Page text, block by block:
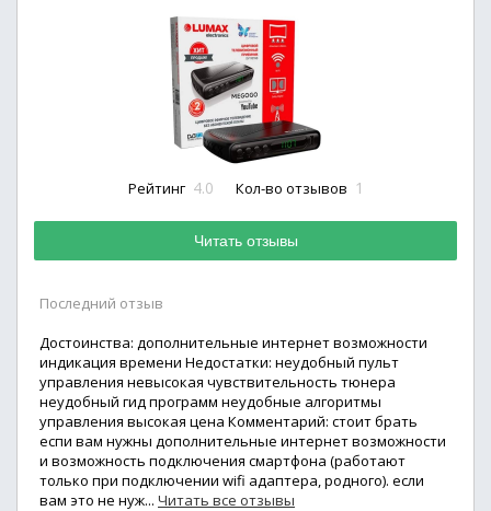
Рейтинг 4.0 Кол-во отзывов 1
Читать отзывы
Последний отзыв
Достоинства: дополнительные интернет возможности
индикация времени Недостатки: неудобный пульт
управления невысокая чувствительность тюнера
неудобный гид программ неудобные алгоритмы
управления высокая цена Комментарий: стоит брать
еспи вам нужны дополнительные интернет возможности
и возможность подключения смартфона (работают
только при подключении wifi адаптера, родного). если
вам это не нуж... Читать все отзывы